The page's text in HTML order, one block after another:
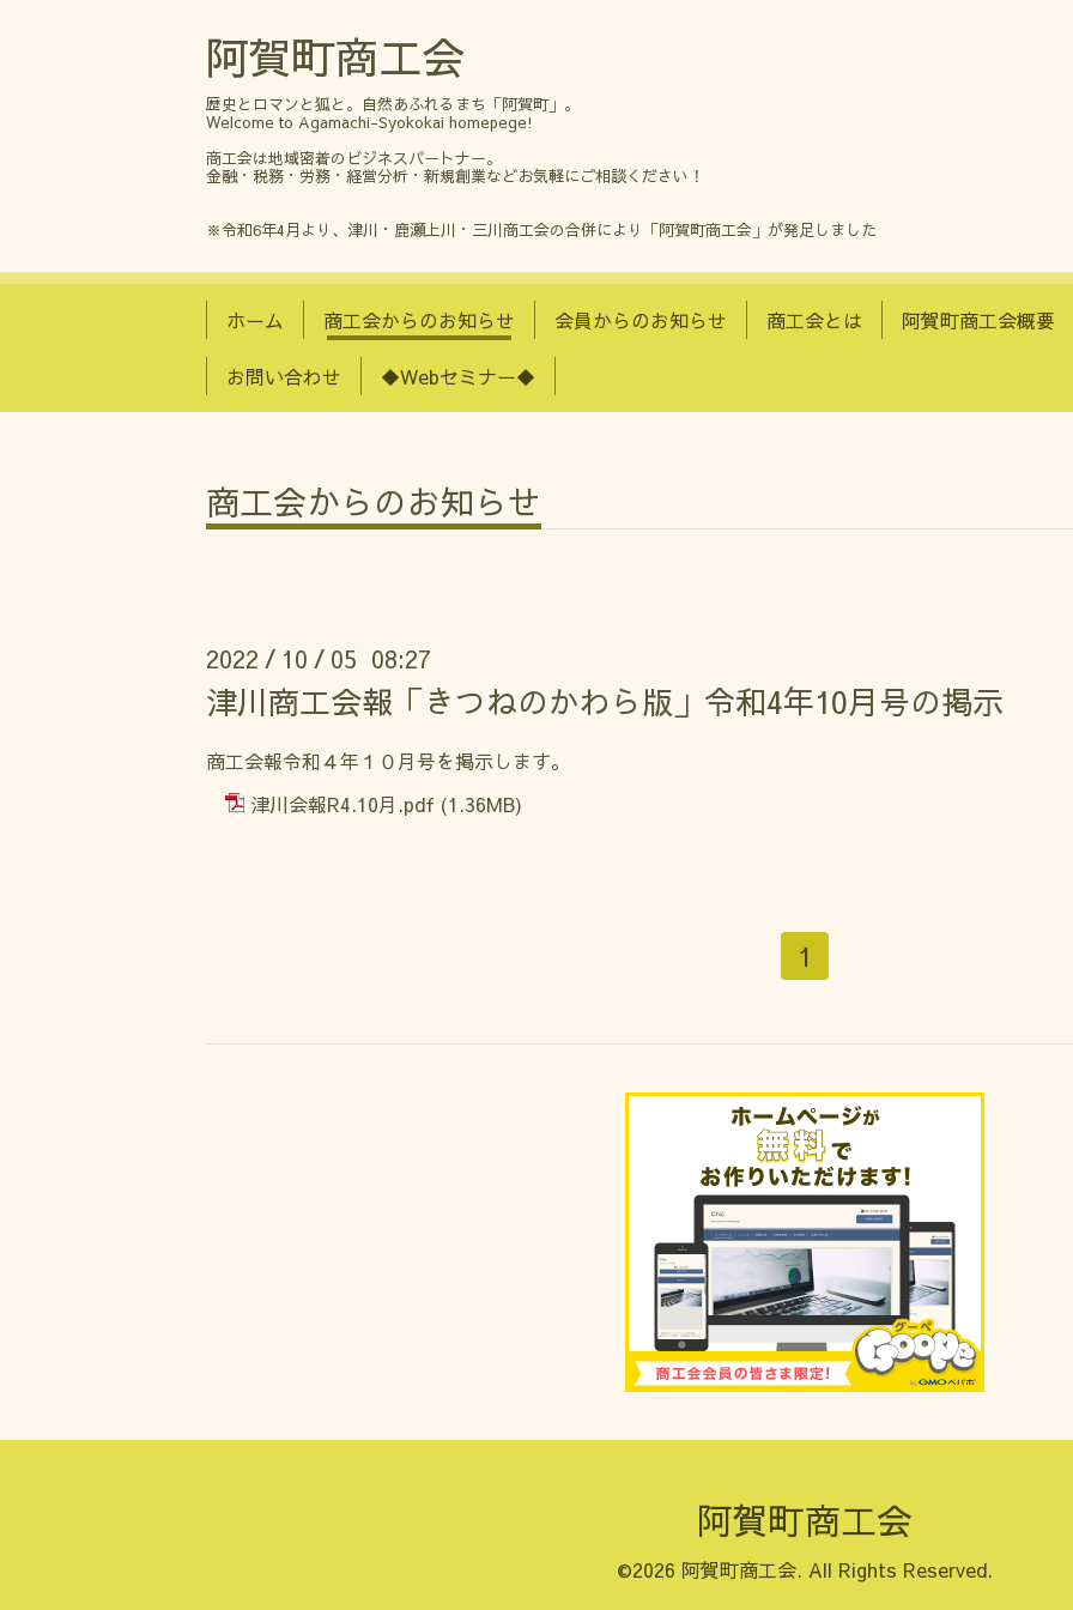
阿賀町商工会
歴史とロマンと狐と。自然あふれるまち「阿賀町」。
Welcome to Agamachi-Syokokai homepege!
商工会は地域密着のビジネスパートナー。
金融・税務・労務・経営分析・新規創業などお気軽にご相談ください！
※令和6年4月より、津川・鹿瀬上川・三川商工会の合併により「阿賀町商工会」が発足しました
ホーム 商工会からのお知らせ 会員からのお知らせ 商工会とは 阿賀町商工会概要
お問い合わせ ◆Webセミナー◆
商工会からのお知らせ
2022 / 10 / 05 08:27
津川商工会報「きつねのかわら版」令和4年10月号の掲示
商工会報令和４年１０月号を掲示します。
津川会報R4.10月.pdf (1.36MB)
1
阿賀町商工会
©2026 阿賀町商工会. All Rights Reserved.